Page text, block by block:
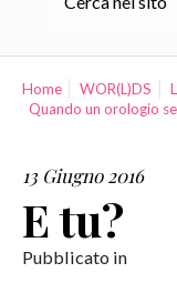
Home WOR(L)DS
Quando un orologio
13 Giugno 2016
E tu?
Pubblicato in